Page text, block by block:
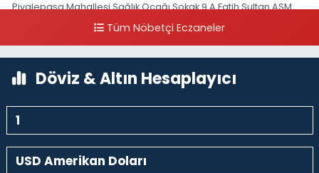
Piyalepaşa Mahallesi Sağlık Ocağı Sokak 9 A Fatih Sultan ASM
Tüm Nöbetçi Eczaneler
Döviz & Altın Hesaplayıcı